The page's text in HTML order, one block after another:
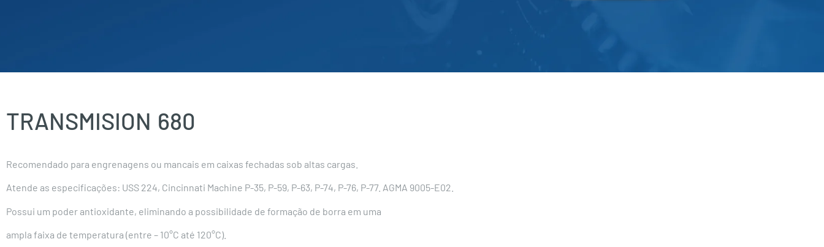
TRANSMISION 680
Recomendado para engrenagens ou mancais em caixas fechadas sob altas cargas.
Atende as especificações: USS 224, Cincinnati Machine P-35, P-59, P-63, P-74, P-76, P-77. AGMA 9005-E02.
Possui um poder antioxidante, eliminando a possibilidade de formação de borra em uma
ampla faixa de temperatura (entre – 10°C até 120°C).